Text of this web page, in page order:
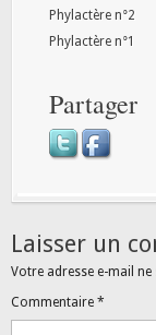
Phylactère n°2
Phylactère n°1
Partager
Laisser un
Votre adresse e-mail ne
Commentaire *